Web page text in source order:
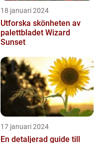
18 januari 2024
Utforska skönheten av
palettbladet Wizard
Sunset
17 januari 2024
En detaljerad guide till